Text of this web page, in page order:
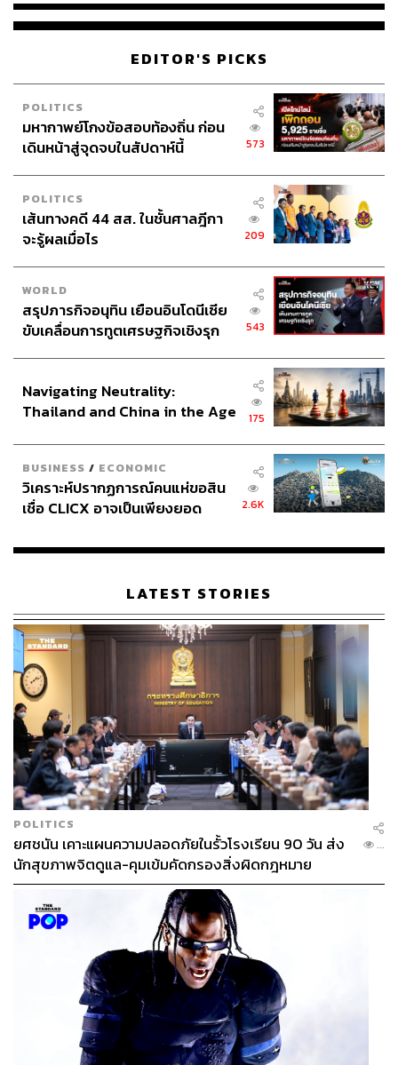
TAGS: การชุมนุมทางการเมือง
การประชุมร่วมรัฐสภา
Respect My Vote
60
THE STANDARD TEAM
กองบรรณาธิการ THE STANDARD
ABOUT THE PHOTOGRAPHER
ฐานิส สุดโต
บรรณาธิการภาพ ประจำสำนักข่าว THE
STANDARD
EDITOR'S PICKS
POLITICS
มหากาพย์โกงข้อสอบท้องถิ่น ก่อน
เดินหน้าสู่จุดจบในสัปดาห์นี้
573
POLITICS
เส้นทางคดี 44 สส. ในชั้นศาลฎีกา
จะรู้ผลเมื่อไร
209
WORLD
สรุปภารกิจอนุทิน เยือนอินโดนีเซีย
ขับเคลื่อนการทูตเศรษฐกิจเชิงรุก
543
Navigating Neutrality:
Thailand and China in the Age
175
BUSINESS / ECONOMIC
วิเคราะห์ปรากฏการณ์คนแห่ขอสิน
เชื่อ CLICX อาจเป็นเพียงยอด
เรือนไทยที่ถูกซุกไว้
2.6K
LATEST STORIES
POLITICS
ยศชนัน เคาะแผนความปลอดภัยในรั้วโรงเรียน 90 วัน ส่ง
นักสุขภาพจิตดูแล-คุมเข้มคัดกรองสิ่งผิดกฎหมาย
...